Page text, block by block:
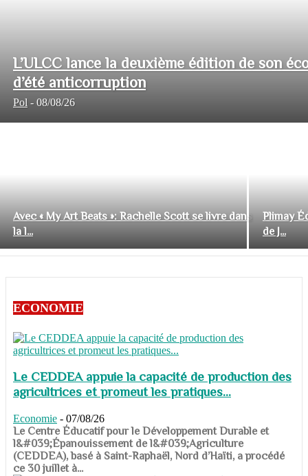
L’ULCC lance la deuxième édition de son
d’été anticorruption
Pol - 08/08/26
Avec « My Art Beats »: Rachelle Scott se livre dans
la l...
Plimay
de J...
ECONOMIE
Le CEDDEA appuie la capacité de production des
agricultrices et promeut les pratiques...
Economie - 07/08/26
​​​​​​​Le Centre Éducatif pour le Développement Durable et
l&#039;Épanouissement de l&#039;Agriculture
(CEDDEA), basé à Saint-Raphaël, Nord d’Haïti, a procédé
ce 30 juillet à...